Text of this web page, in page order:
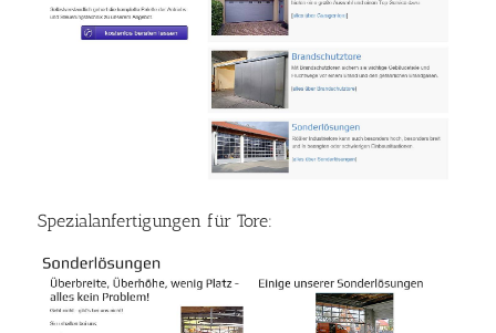
Spezialanfertigungen für Tore: